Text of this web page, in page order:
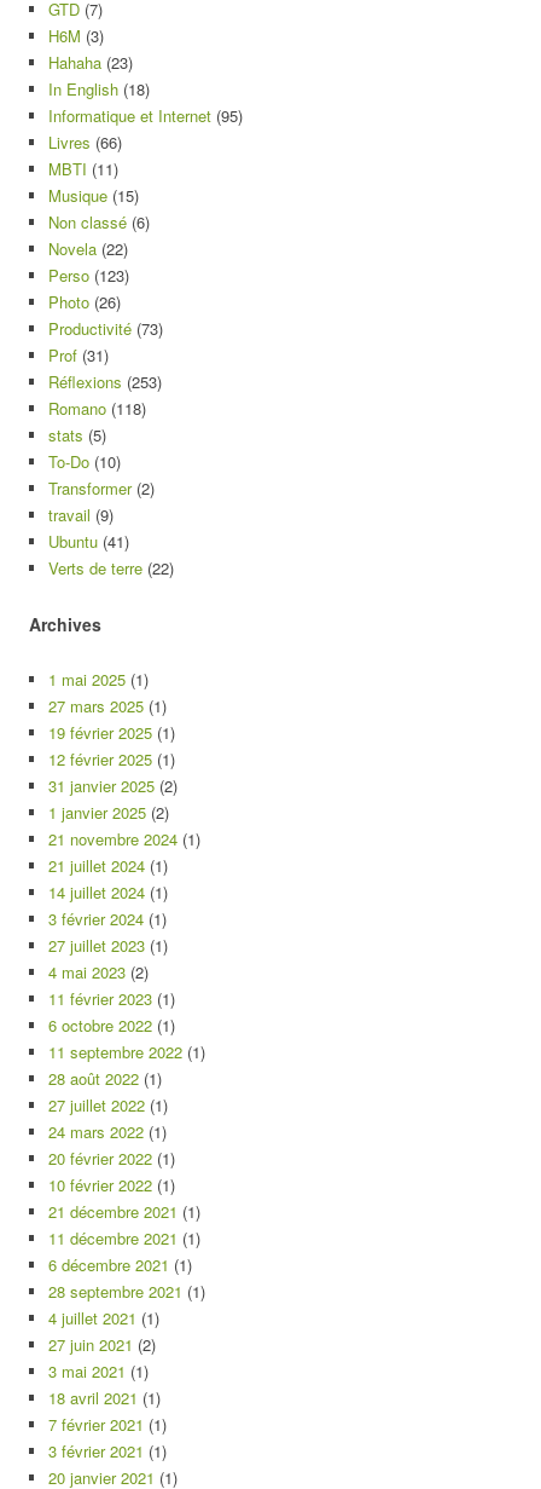
GTD (7)
H6M (3)
Hahaha (23)
In English (18)
Informatique et Internet (95)
Livres (66)
MBTI (11)
Musique (15)
Non classé (6)
Novela (22)
Perso (123)
Photo (26)
Productivité (73)
Prof (31)
Réflexions (253)
Romano (118)
stats (5)
To-Do (10)
Transformer(2)
travail (9)
Ubuntu (41)
Verts de terre (22)
Archives
1 mai 2025 (1)
27 mars 2025 (1)
19 février 2025 (1)
12 février 2025 (1)
31 janvier 2025 (2)
1 janvier 2025 (2)
21 novembre 2024 (1)
21 juillet 2024 (1)
14 juillet 2024 (1)
3 février 2024 (1)
27 juillet 2023 (1)
4 mai 2023 (2)
11 février 2023 (1)
6 octobre 2022 (1)
11 septembre 2022 (1)
28 août 2022 (1)
27 juillet 2022 (1)
24 mars 2022 (1)
20 février 2022 (1)
10 février 2022 (1)
21 décembre 2021 (1)
11 décembre 2021 (1)
6 décembre 2021 (1)
28 septembre 2021 (1)
4 juillet 2021 (1)
27 juin 2021 (2)
3 mai 2021 (1)
18 avril 2021 (1)
7 février 2021 (1)
3 février 2021 (1)
20 janvier 2021 (1)